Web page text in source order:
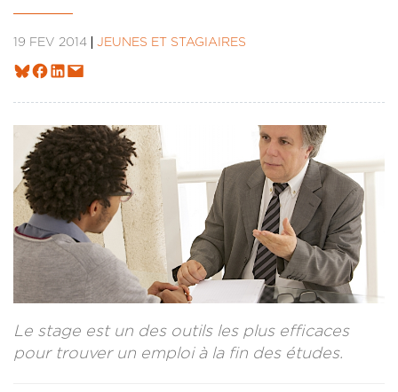
LES TRANSITIONS JUSTES
IA
ESPACE ADHÉRENTS
ADHÉRER
CONTACT
LA REVUE CADRES
LE CREFAC
L’OBSERVATOIRE DES CADRES
19 FÉV 2014 JEUNES ET STAGIAIRES
Le stage est un des outils les plus efficaces
pour trouver un emploi à la fin des études.